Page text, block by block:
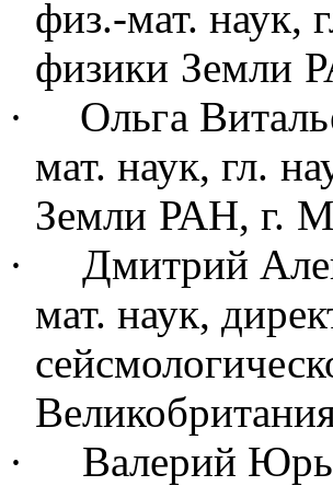
физ.-мат. наук,
физики Земли
·
Ольга
мат. наук, гл.
Земли РАН, г.
·
Дмитрий
мат. наук,
·
Валерий